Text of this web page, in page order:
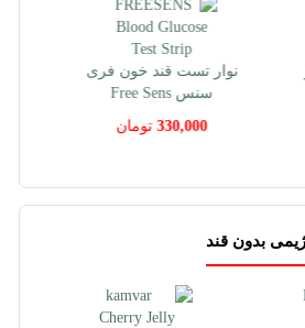
نوار تست قند خون دیابان
50 عددی
320,000تومان
بدون قند